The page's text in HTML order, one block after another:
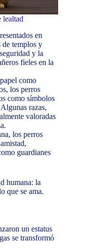
lealtad
en
de templos y
y la
fieles en la
como
los perros
como símbolos
razas,
valoradas
los perros
guardianes
humana: la
que se ama.
un estatus
se transformó